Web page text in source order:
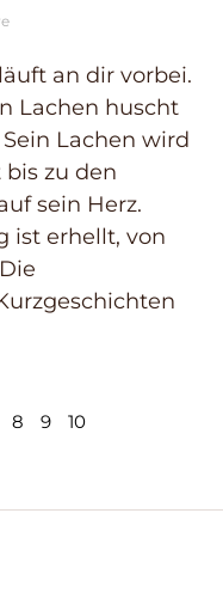
an dir vorbei.
Lachen huscht
Lachen wird
zu den
sein Herz.
ist erhellt, von
8 9 10